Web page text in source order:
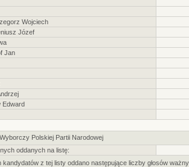
Wojciech
Józef
Jan
Edward
Polskiej Partii Narodowej
oddanych na listę:
z tej listy oddano następujące liczby głosów